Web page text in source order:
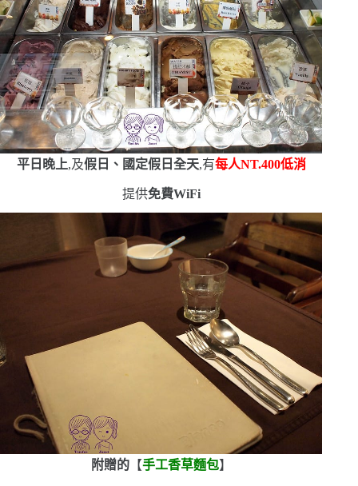
平日晚上,及假日、國定假日全天,有每人NT.400低消
提供免費WiFi
附贈的【手工香草麵包】